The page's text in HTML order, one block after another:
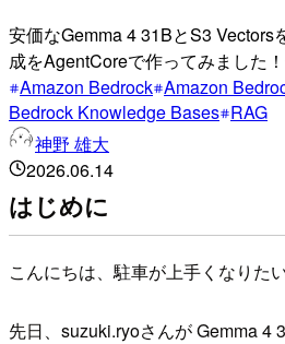
安価なGemma 4 31BとS3 Vectors
成をAgentCoreで作ってみました
Amazon Bedrock Amazon
Bedrock Knowledge Bases RAG
神野 雄大
2026.06.14
はじめに
こんにちは、駐車が上手くなりた
先日、suzuki.ryoさんが Gemma 4